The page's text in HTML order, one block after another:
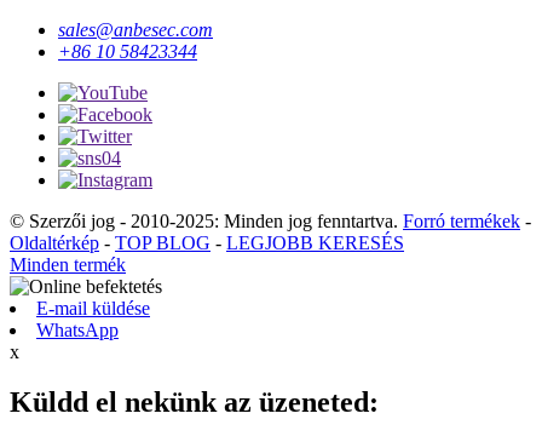
sales@anbesec.com
+86 10 58423344
© Szerzői jog - 2010-2025: Minden jog fenntartva. Forró termékek -
Oldaltérkép - TOP BLOG - LEGJOBB KERESÉS
Minden termék
E-mail küldése
WhatsApp
x
Küldd el nekünk az üzeneted: